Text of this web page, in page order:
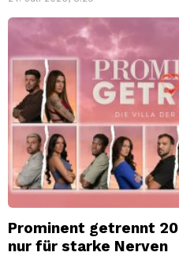
Prominent getrennt
nur für starke Nerven